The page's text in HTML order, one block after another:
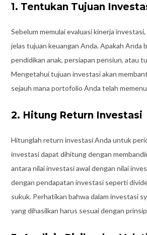
1. Tentukan Tujuan
Sebelum memulai evaluasi kinerja
jelas tujuan keuangan Anda. Apakah Anda
pendidikan anak, persiapan pensiun, atau
Mengetahui tujuan investasi akan
sejauh mana portofolio Anda telah
2. Hitung Return Investasi
Hitunglah return investasi Anda untuk
investasi dapat dihitung dengan
antara nilai investasi awal dengan nilai
dengan pendapatan investasi seperti
sukuk. Perhatikan bahwa dalam investasi
yang dihasilkan harus sesuai dengan